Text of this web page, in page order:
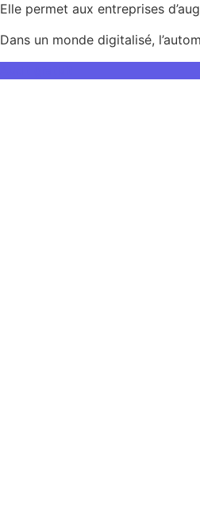
Elle permet aux entreprises
Dans un monde digitalisé,